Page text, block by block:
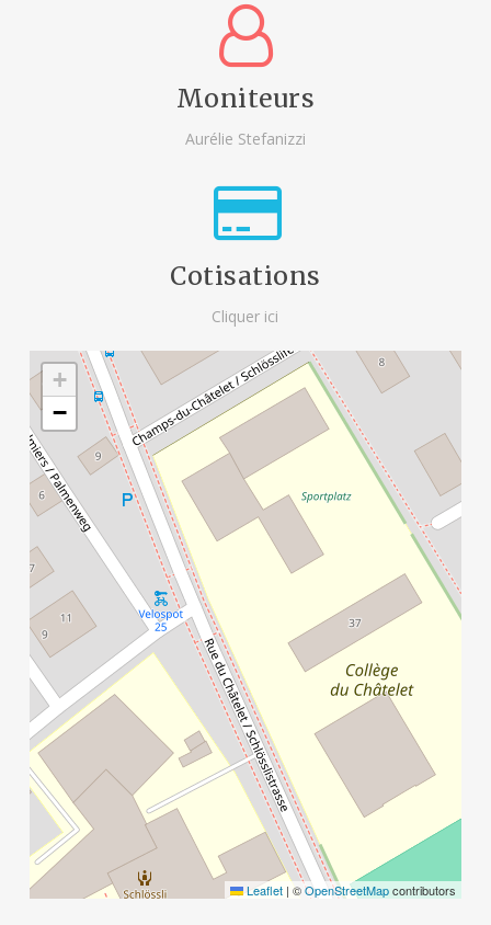
Moniteurs
Aurélie Stefanizzi
Cotisations
Cliquer ici
+
−
Leaflet | ©OpenStreetMapcontributors